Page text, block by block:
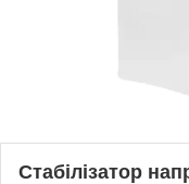
Стабілізатор